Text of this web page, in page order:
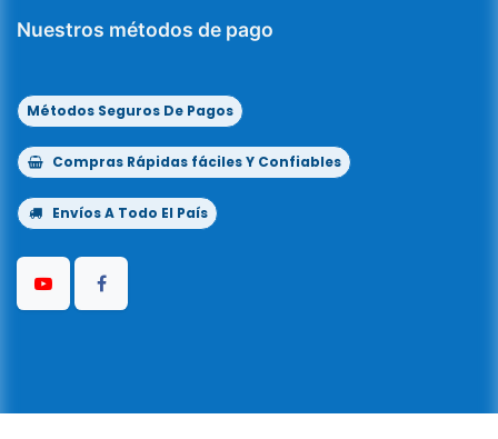
Nuestros métodos de pago
Métodos Seguros De Pagos
Compras Rápidas fáciles Y Confiables
Envíos A Todo El País